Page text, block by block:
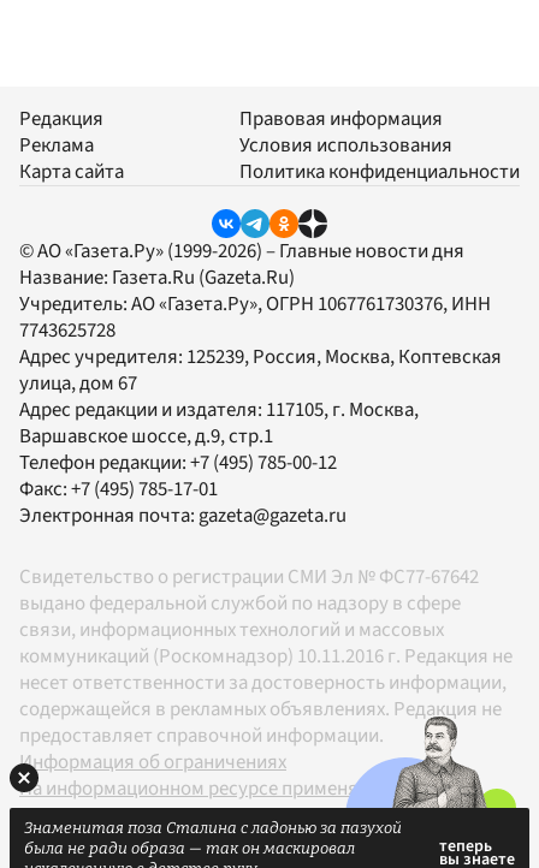
Редакция
Реклама
Карта сайта
Правовая информация
Условия использования
Политика конфиденциальности
© АО «Газета.Ру» (1999-2026) – Главные новости дня
Название: Газета.Ru (Gazeta.Ru)
Учредитель:АО «Газета.Ру», ОГРН 1067761730376, ИНН
7743625728
Адрес учредителя: 125239, Россия, Москва, Коптевская
улица, дом 67
Адрес редакции и издателя: 117105, г. Москва,
Варшавское шоссе, д.9, стр.1
Телефон редакции:+7 (495) 785-00-12
Факс:+7 (495) 785-17-01
Электронная почта:gazeta@gazeta.ru
Свидетельство о регистрации СМИ Эл № ФС77-67642
выдано федеральной службой по надзору в сфере
связи, информационных технологий и массовых
коммуникаций (Роскомнадзор) 10.11.2016 г. Редакция не
несет ответственности за достоверность информации,
содержащейся в рекламных объявлениях. Редакция не
предоставляет справочной информации.
Информация об ограничениях
На информационном ресурсе применяются
рекомендательные технологии в соответствии с
Правилами
Знаменитая поза Сталина с ладонью за пазухой
была не ради образа — так он маскировал